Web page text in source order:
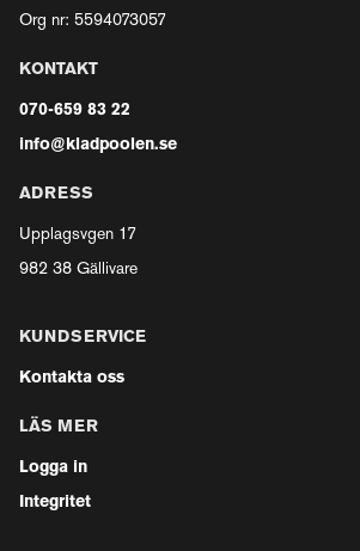
Org nr: 5594073057
KONTAKT
070-659 83 22
info@kladpoolen.se
ADRESS
Upplagsvgen 17
982 38 Gällivare
KUNDSERVICE
Kontakta oss
LÄS MER
Logga in
Integritet